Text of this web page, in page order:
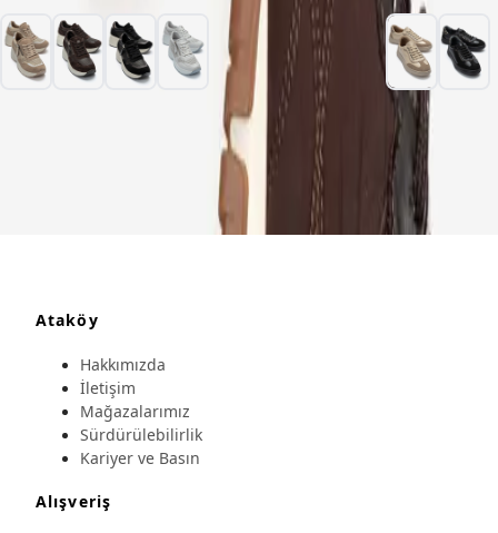
Ataköy
Hakkımızda
İletişim
Mağazalarımız
Sürdürülebilirlik
Kariyer ve Basın
Alışveriş